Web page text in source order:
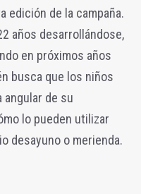
edición de la campaña.
años desarrollándose,
en próximos años
busca que los niños
angular de su
lo pueden utilizar
desayuno o merienda.